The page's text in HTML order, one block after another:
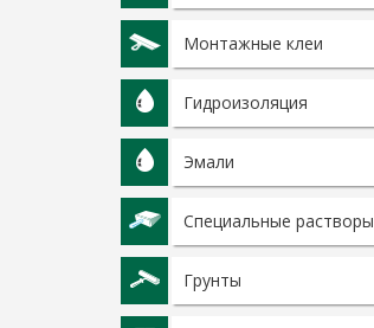
Монтажные клеи
Гидроизоляция
Эмали
Специальные растворы
Грунты